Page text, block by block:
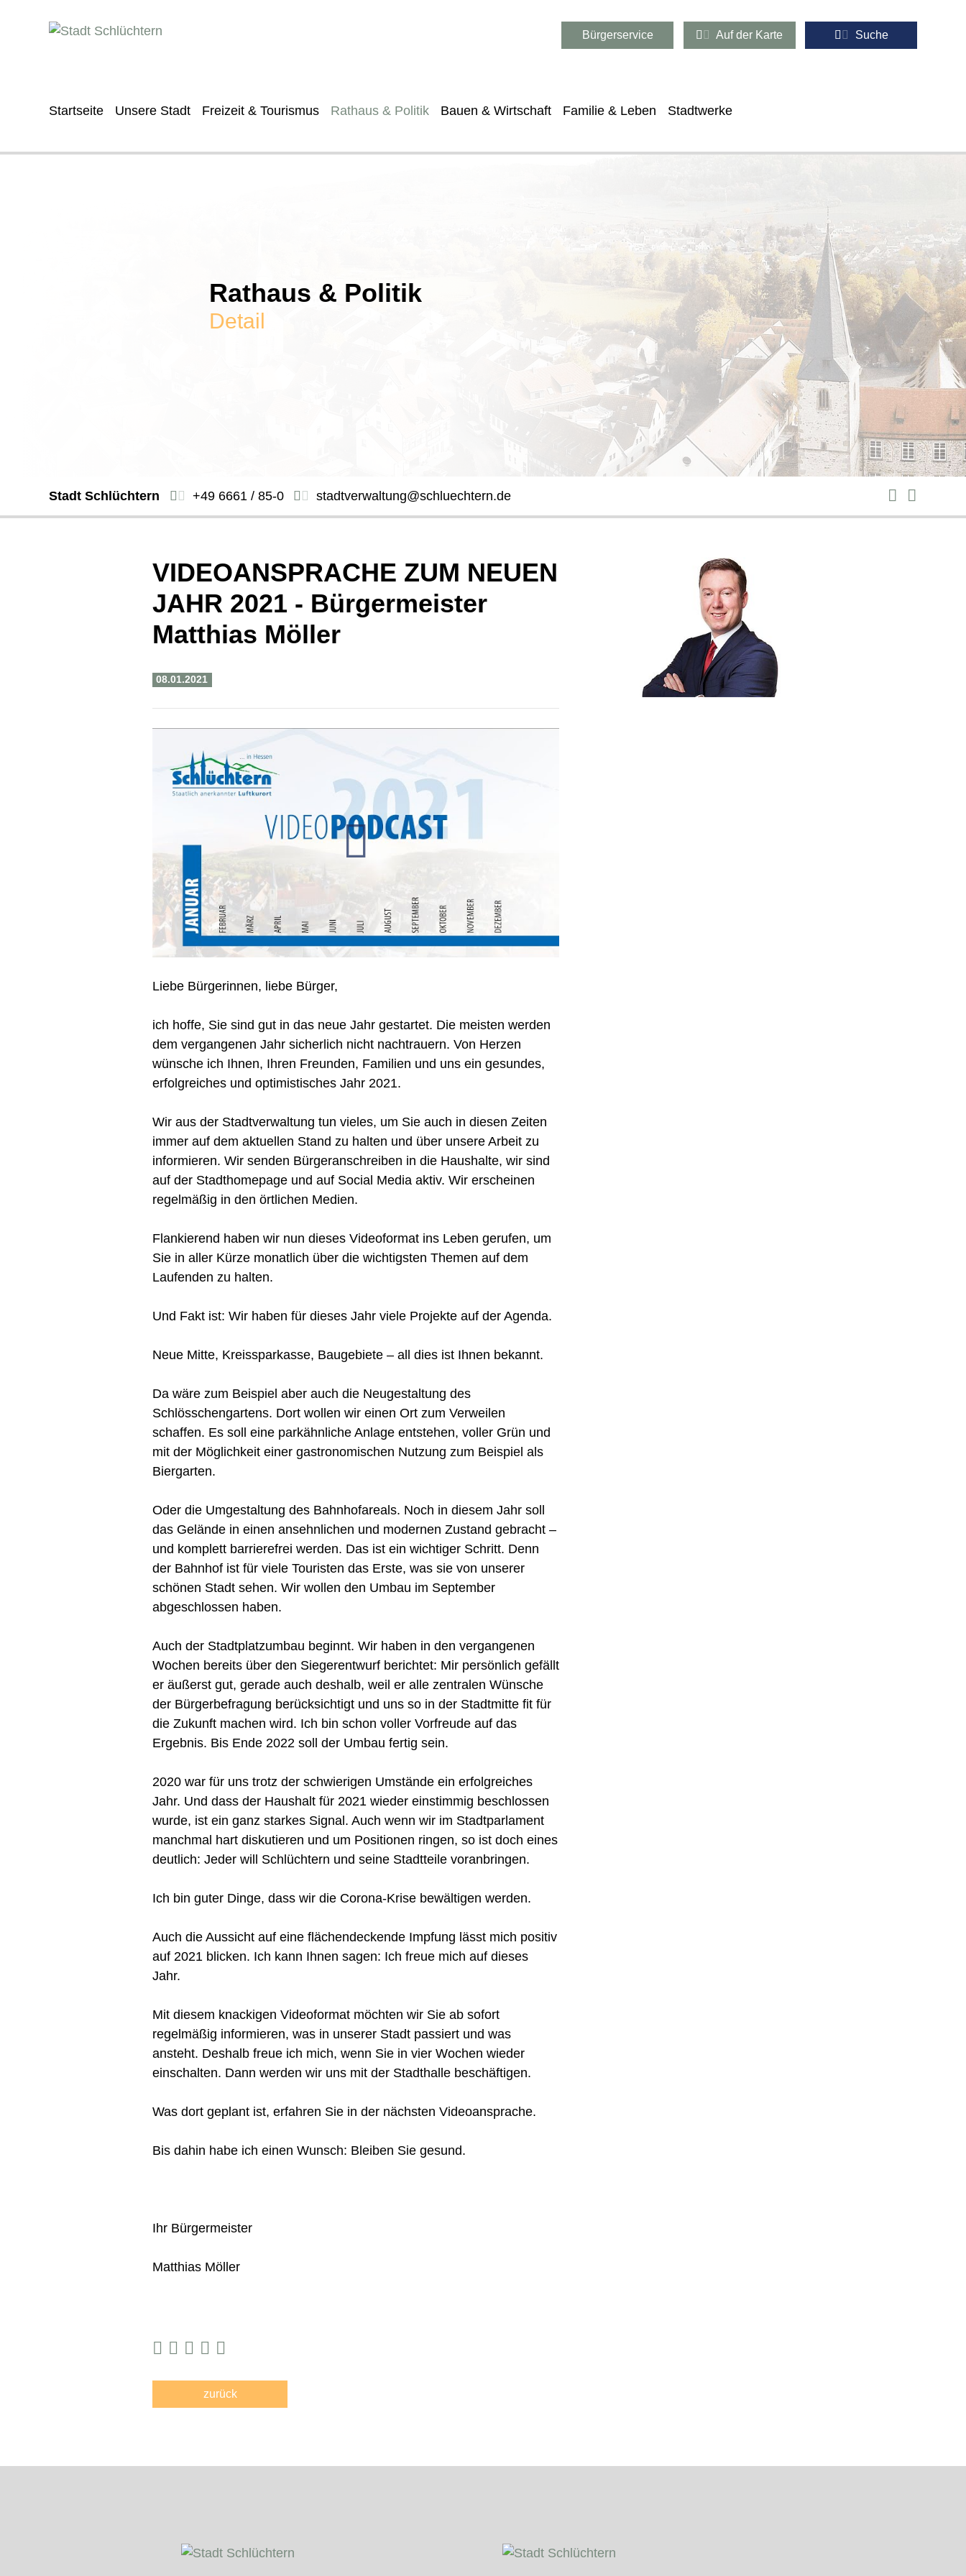
Bürgerservice Auf der Karte Suche
Startseite Unsere Stadt Freizeit & Tourismus Rathaus & Politik Bauen & Wirtschaft Familie & Leben Stadtwerke
Rathaus & Politik
Detail
Stadt Schlüchtern +49 6661 / 85-0 stadtverwaltung@schluechtern.de
VIDEOANSPRACHE ZUM NEUEN
JAHR 2021 - Bürgermeister
Matthias Möller
08.01.2021
Liebe Bürgerinnen, liebe Bürger,
ich hoffe, Sie sind gut in das neue Jahr gestartet. Die meisten werden
dem vergangenen Jahr sicherlich nicht nachtrauern. Von Herzen
wünsche ich Ihnen, Ihren Freunden, Familien und uns ein gesundes,
erfolgreiches und optimistisches Jahr 2021.
Wir aus der Stadtverwaltung tun vieles, um Sie auch in diesen Zeiten
immer auf dem aktuellen Stand zu halten und über unsere Arbeit zu
informieren. Wir senden Bürgeranschreiben in die Haushalte, wir sind
auf der Stadthomepage und auf Social Media aktiv. Wir erscheinen
regelmäßig in den örtlichen Medien.
Flankierend haben wir nun dieses Videoformat ins Leben gerufen, um
Sie in aller Kürze monatlich über die wichtigsten Themen auf dem
Laufenden zu halten.
Und Fakt ist: Wir haben für dieses Jahr viele Projekte auf der Agenda.
Neue Mitte, Kreissparkasse, Baugebiete – all dies ist Ihnen bekannt.
Da wäre zum Beispiel aber auch die Neugestaltung des
Schlösschengartens. Dort wollen wir einen Ort zum Verweilen
schaffen. Es soll eine parkähnliche Anlage entstehen, voller Grün und
mit der Möglichkeit einer gastronomischen Nutzung zum Beispiel als
Biergarten.
Oder die Umgestaltung des Bahnhofareals. Noch in diesem Jahr soll
das Gelände in einen ansehnlichen und modernen Zustand gebracht –
und komplett barrierefrei werden. Das ist ein wichtiger Schritt. Denn
der Bahnhof ist für viele Touristen das Erste, was sie von unserer
schönen Stadt sehen. Wir wollen den Umbau im September
abgeschlossen haben.
Auch der Stadtplatzumbau beginnt. Wir haben in den vergangenen
Wochen bereits über den Siegerentwurf berichtet: Mir persönlich gefällt
er äußerst gut, gerade auch deshalb, weil er alle zentralen Wünsche
der Bürgerbefragung berücksichtigt und uns so in der Stadtmitte fit für
die Zukunft machen wird. Ich bin schon voller Vorfreude auf das
Ergebnis. Bis Ende 2022 soll der Umbau fertig sein.
2020 war für uns trotz der schwierigen Umstände ein erfolgreiches
Jahr. Und dass der Haushalt für 2021 wieder einstimmig beschlossen
wurde, ist ein ganz starkes Signal. Auch wenn wir im Stadtparlament
manchmal hart diskutieren und um Positionen ringen, so ist doch eines
deutlich: Jeder will Schlüchtern und seine Stadtteile voranbringen.
Ich bin guter Dinge, dass wir die Corona-Krise bewältigen werden.
Auch die Aussicht auf eine flächendeckende Impfung lässt mich positiv
auf 2021 blicken. Ich kann Ihnen sagen: Ich freue mich auf dieses
Jahr.
Mit diesem knackigen Videoformat möchten wir Sie ab sofort
regelmäßig informieren, was in unserer Stadt passiert und was
ansteht. Deshalb freue ich mich, wenn Sie in vier Wochen wieder
einschalten. Dann werden wir uns mit der Stadthalle beschäftigen.
Was dort geplant ist, erfahren Sie in der nächsten Videoansprache.
Bis dahin habe ich einen Wunsch: Bleiben Sie gesund.
Ihr Bürgermeister
Matthias Möller
zurück